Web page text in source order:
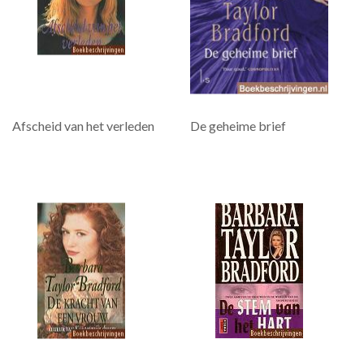
Afscheid van het verleden De geheime brief